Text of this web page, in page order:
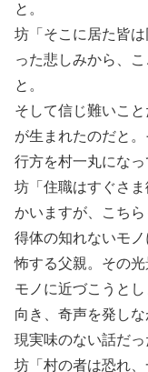
と。
坊「そこに居た皆
った悲しみから、
と。
そして信じ難いこ
が生まれたのだと
行方を村一丸になっ
坊「住職はすぐさ
かいますが、こちら
得体の知れないモ
怖する父親。その
モノに近づこうと
向き、奇声を発し
現実味のない話だっ
坊「村の者は恐れ